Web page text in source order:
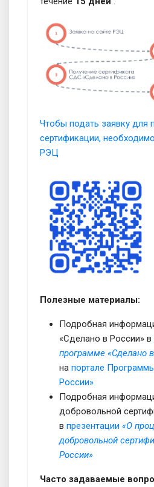
Чтобы подать заявку для
сертификации,
РЭЦ
Полезные материалы:
Подробная
«Сделано в России» в
программе «Сделано
на портале
России»
Подробная
добровольной
в презентации «О
добровольной
России»
Часто задаваемые